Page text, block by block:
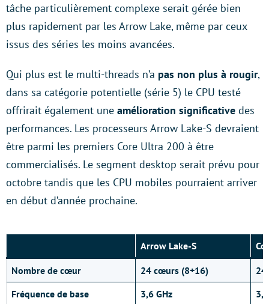
tâche particulièrement complexe serait gérée bien
plus rapidement par les Arrow Lake, même par ceux
issus des séries les moins avancées.
Qui plus est le multi-threads n’a pas non plus à rougir,
dans sa catégorie potentielle (série 5) le CPU testé
offrirait également une amélioration significative des
performances. Les processeurs Arrow Lake-S devraient
être parmi les premiers Core Ultra 200 à être
commercialisés. Le segment desktop serait prévu pour
octobre tandis que les CPU mobiles pourraient arriver
en début d’année prochaine.
Arrow Lake-S
Nombre de cœur 24 cœurs (8+16)
Fréquence de base
3,6 GHz